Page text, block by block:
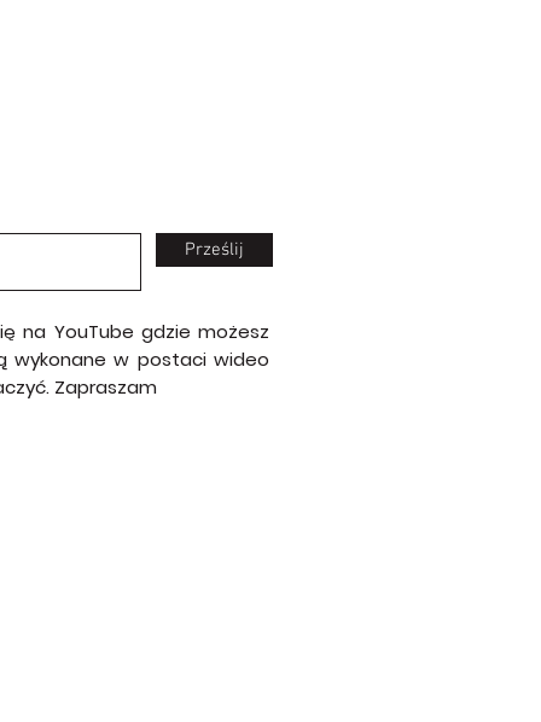
Prześlij
na YouTube gdzie możesz
wykonane w postaci wideo
Zapraszam